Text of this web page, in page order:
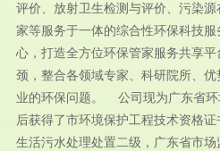
评价、放射卫生检测与评价、污染
家等服务于一体的综合性环保科技
心，打造全方位环保管家服务共享
颈，整合各领域专家、科研院所、
业的环保问题。 公司现为广东省环
后获得了市环境保护工程技术资格证
生活污水处理处置二级，广东省市场